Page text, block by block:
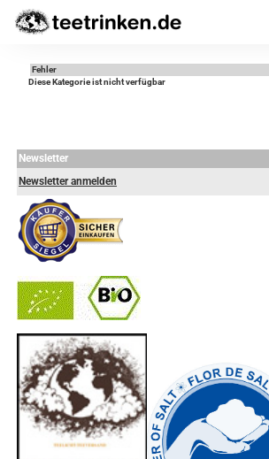
Fehler
Diese Kategorie ist nicht verfügbar
Newsletter
Newsletter anmelden